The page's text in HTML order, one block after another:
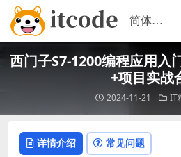
西门子S7-1200编程应用入
+项目实战
2024-11-21 IT
详情介绍 常见问题